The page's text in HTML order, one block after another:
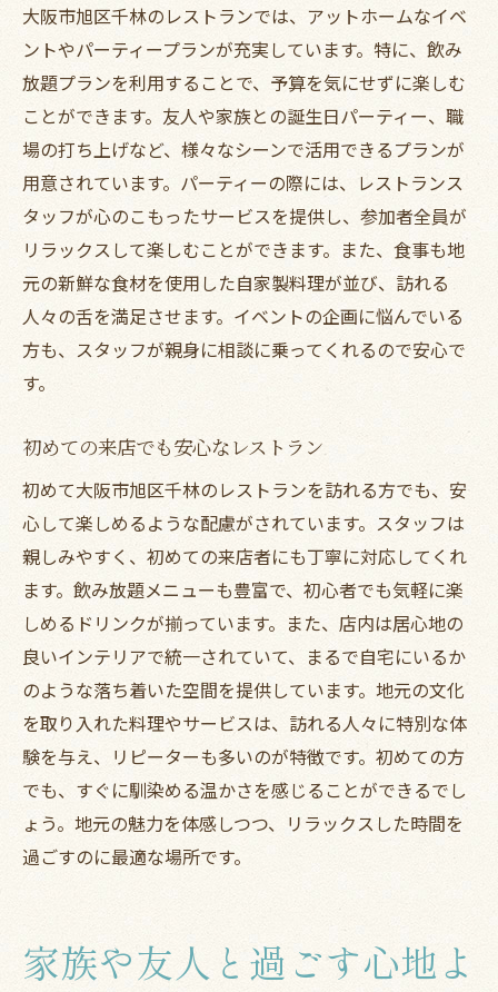
大阪市旭区千林のレストランでは、アットホームなイベ
ントやパーティープランが充実しています。特に、飲み
放題プランを利用することで、予算を気にせずに楽しむ
ことができます。友人や家族との誕生日パーティー、職
場の打ち上げなど、様々なシーンで活用できるプランが
用意されています。パーティーの際には、レストランス
タッフが心のこもったサービスを提供し、参加者全員が
リラックスして楽しむことができます。また、食事も地
元の新鮮な食材を使用した自家製料理が並び、訪れる
人々の舌を満足させます。イベントの企画に悩んでいる
方も、スタッフが親身に相談に乗ってくれるので安心で
す。
初めての来店でも安心なレストラン
初めて大阪市旭区千林のレストランを訪れる方でも、安
心して楽しめるような配慮がされています。スタッフは
親しみやすく、初めての来店者にも丁寧に対応してくれ
ます。飲み放題メニューも豊富で、初心者でも気軽に楽
しめるドリンクが揃っています。また、店内は居心地の
良いインテリアで統一されていて、まるで自宅にいるか
のような落ち着いた空間を提供しています。地元の文化
を取り入れた料理やサービスは、訪れる人々に特別な体
験を与え、リピーターも多いのが特徴です。初めての方
でも、すぐに馴染める温かさを感じることができるでし
ょう。地元の魅力を体感しつつ、リラックスした時間を
過ごすのに最適な場所です。
家族や友人と過ごす心地よ